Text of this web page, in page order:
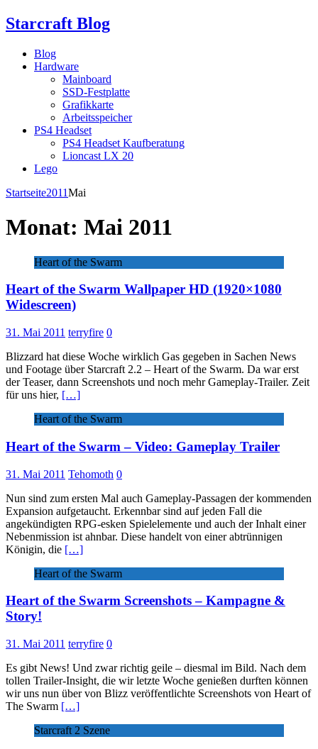
Starcraft Blog
Blog
Hardware
Mainboard
SSD-Festplatte
Grafikkarte
Arbeitsspeicher
PS4 Headset
PS4 Headset Kaufberatung
Lioncast LX 20
Lego
Startseite2011Mai
Monat: Mai 2011
Heart of the Swarm
Heart of the Swarm Wallpaper HD (1920×1080
Widescreen)
31. Mai 2011 terryfire 0
Blizzard hat diese Woche wirklich Gas gegeben in Sachen News
und Footage über Starcraft 2.2 – Heart of the Swarm. Da war erst
der Teaser, dann Screenshots und noch mehr Gameplay-Trailer. Zeit
für uns hier, […]
Heart of the Swarm
Heart of the Swarm – Video: Gameplay Trailer
31. Mai 2011 Tehomoth 0
Nun sind zum ersten Mal auch Gameplay-Passagen der kommenden
Expansion aufgetaucht. Erkennbar sind auf jeden Fall die
angekündigten RPG-esken Spielelemente und auch der Inhalt einer
Nebenmission ist ahnbar. Diese handelt von einer abtrünnigen
Königin, die […]
Heart of the Swarm
Heart of the Swarm Screenshots – Kampagne &
Story!
31. Mai 2011 terryfire 0
Es gibt News! Und zwar richtig geile – diesmal im Bild. Nach dem
tollen Trailer-Insight, die wir letzte Woche genießen durften können
wir uns nun über von Blizz veröffentlichte Screenshots von Heart of
The Swarm […]
Starcraft 2 Szene